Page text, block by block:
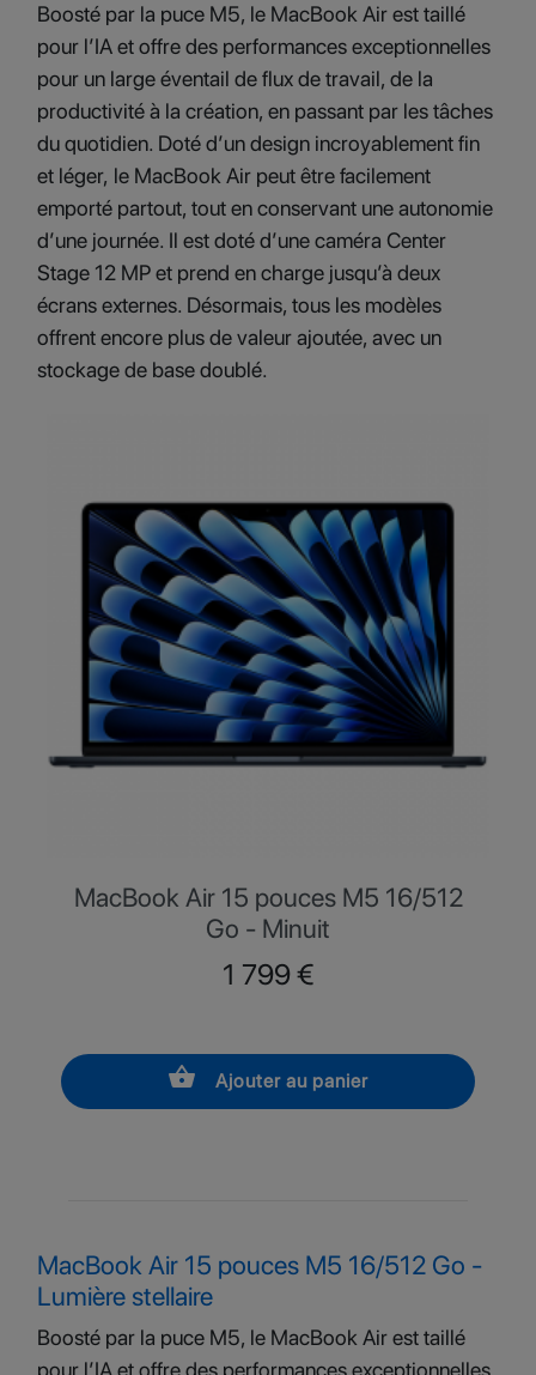
Boosté par la puce M5, le MacBook Air est taillé
pour l’IA et offre des performances exceptionnelles
pour un large éventail de flux de travail, de la
productivité à la création, en passant par les tâches
du quotidien. Doté d’un design incroyablement fin
et léger, le MacBook Air peut être facilement
emporté partout, tout en conservant une autonomie
d’une journée. Il est doté d’une caméra Center
Stage 12 MP et prend en charge jusqu’à deux
écrans externes. Désormais, tous les modèles
offrent encore plus de valeur ajoutée, avec un
stockage de base doublé.
MacBook Air 15 pouces M5 16/512
Go - Minuit
Prix
1 799 €
shopping_basket Ajouter au panier
MacBook Air 15 pouces M5 16/512 Go -
Lumière stellaire
Boosté par la puce M5, le MacBook Air est taillé
pour l’IA et offre des performances exceptionnelles